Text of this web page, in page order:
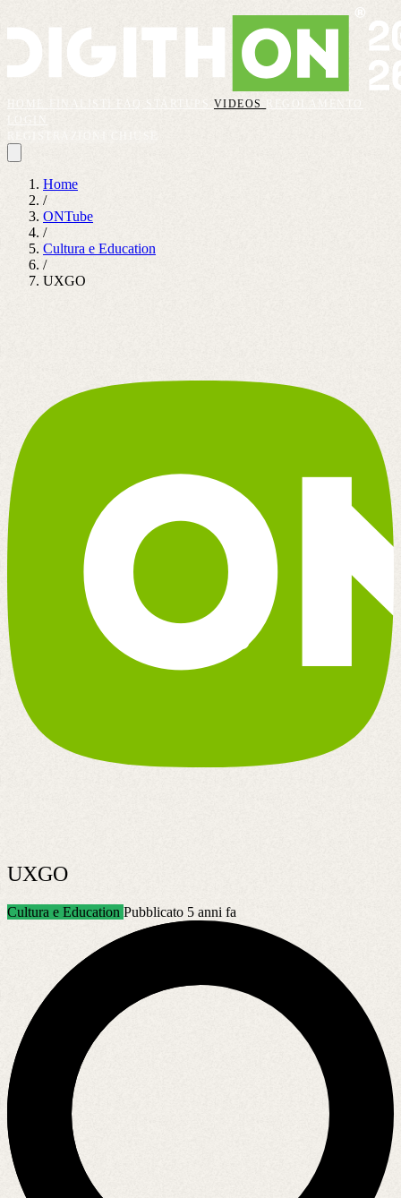
VIDEOS
REGOLAMENTO
Home
/
ONTube
/
Cultura e Education
/
UXGO
UXGO
Cultura e Education Pubblicato 5 anni fa